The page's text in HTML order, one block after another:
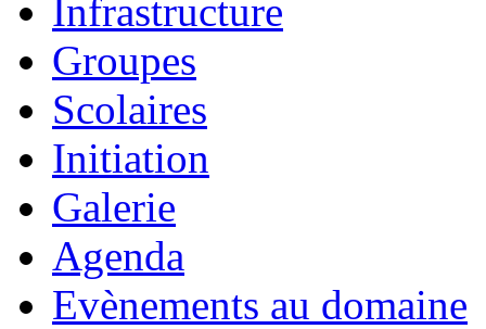
Infrastructure
Groupes
Scolaires
Initiation
Galerie
Agenda
Evènements au domaine